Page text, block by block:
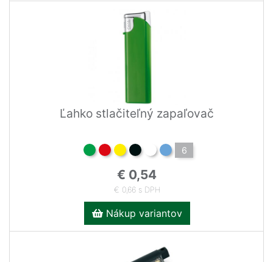
Ľahko stlačiteľný zapaľovač
6
€ 0,54
€ 0,66 s DPH
Nákup variantov